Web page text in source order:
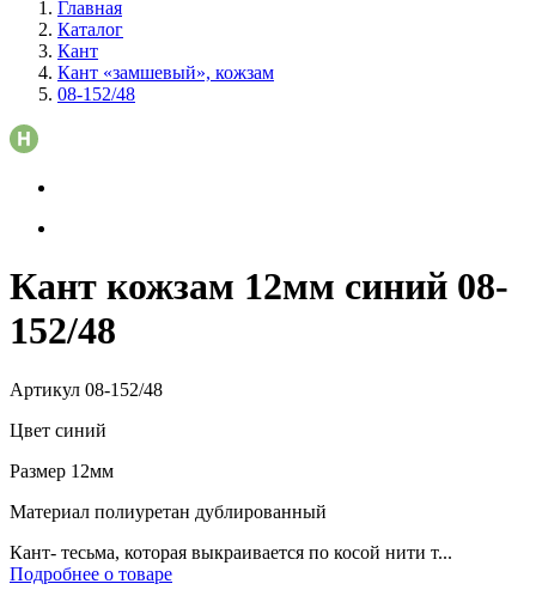
Главная
Каталог
Кант
Кант «замшевый», кожзам
08-152/48
Кант кожзам 12мм синий 08-
152/48
Артикул 08-152/48
Цвет синий
Размер 12мм
Материал полиуретан дублированный
Кант- тесьма, которая выкраивается по косой нити т...
Подробнее о товаре